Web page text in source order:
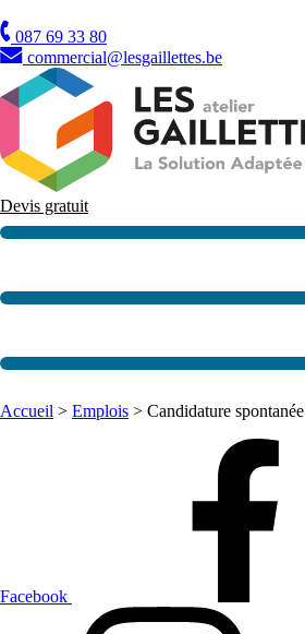
TVA
087 69 33 80
commercial@lesgaillettes.be
Devis gratuit
Accueil > Emplois > Candidature spontanée
Facebook